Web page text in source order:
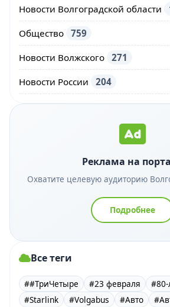
Новости Волгоградской области
Общество 759
Новости Волжского 271
Новости России 204
Реклама на
Охватите целевую аудиторию
Подробнее
Все теги
##ТриЧетыре #23 февраля
#Starlink
#Volgabus #Авто